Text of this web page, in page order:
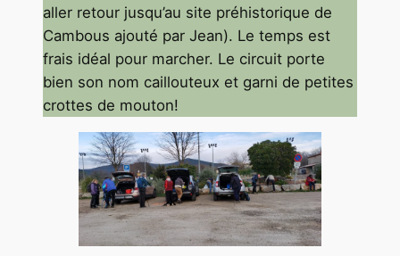
aller retour jusqu’au site préhistorique de
Cambous ajouté par Jean). Le temps est
frais idéal pour marcher. Le circuit porte
bien son nom caillouteux et garni de petites
crottes de mouton!